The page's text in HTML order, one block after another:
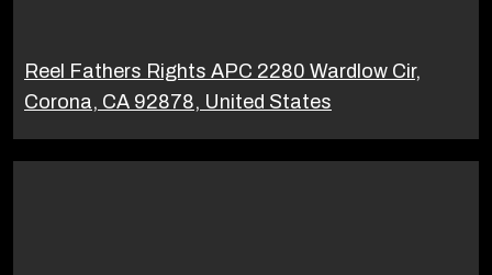
Reel Fathers Rights APC 2280 Wardlow Cir,
Corona, CA 92878, United States